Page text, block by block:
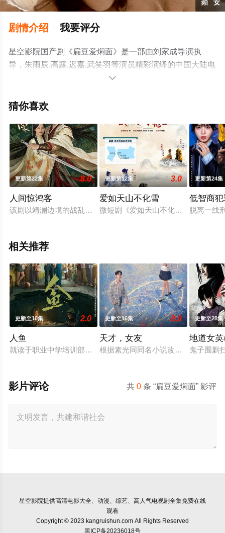
剧情介绍 我要评分
星空影院国产剧《扁豆爱焖面》是一部由刘家成导演执
导，朱雨辰,高露,迟嘉,武笑羽等演员精彩演绎的中国大陆电
视剧，大结局剧情已揭晓（1-34全集），免费观看高清未
免费观看，更多剧情信息可移步至豆瓣电视剧、电视猫或

猜你喜欢
更新第22集 8.0
人间惊鸿客
该剧以靖澜边境的战乱为背景，讲述了女神医寒云苓与少年将
更新第12集 3.0
爱如天山不化雪
微短剧《爱如天山不化雪》讲述了看
更新第24集
低智商
脱离一线
相关推荐
更新至10集 2.0
人鱼
就读于职业中学培训部的花季女生苏琳（黄杨钿甜 饰），虽自
更新至16集 8.0
天才，女友
根据素光同同名小说改编。江逾白长
更新至28集
地道女
鬼子围剿
共0 条 “扁豆爱焖面” 影评
影片评论
星空影院提供高清电影大全、动漫、综艺、高人气电视剧全集免费在线
观看
Copyright © 2023 kangruishun.com All Rights Reserved
黑ICP备20236018号